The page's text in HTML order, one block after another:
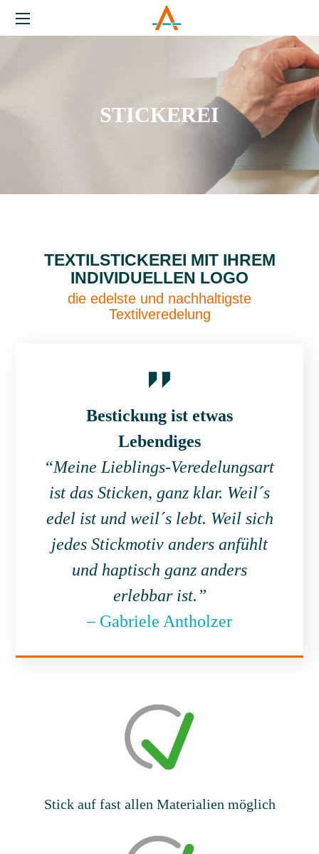
STICKEREI
TEXTILSTICKEREI MIT IHREM
INDIVIDUELLEN LOGO
die edelste und nachhaltigste
Textilveredelung
Bestickung ist etwas
Lebendiges
“Meine Lieblings-Veredelungsart
ist das Sticken, ganz klar. Weil´s
edel ist und weil´s lebt. Weil sich
jedes Stickmotiv anders anfühlt
und haptisch ganz anders
erlebbar ist.”
– Gabriele Antholzer
Stick auf fast allen Materialien möglich